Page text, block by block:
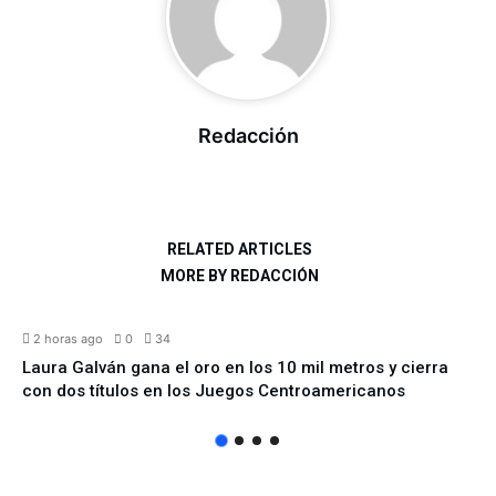
Redacción
RELATED ARTICLES
MORE BY REDACCIÓN
2 horas ago 0 34
Laura Galván gana el oro en los 10 mil metros y cierra
con dos títulos en los Juegos Centroamericanos